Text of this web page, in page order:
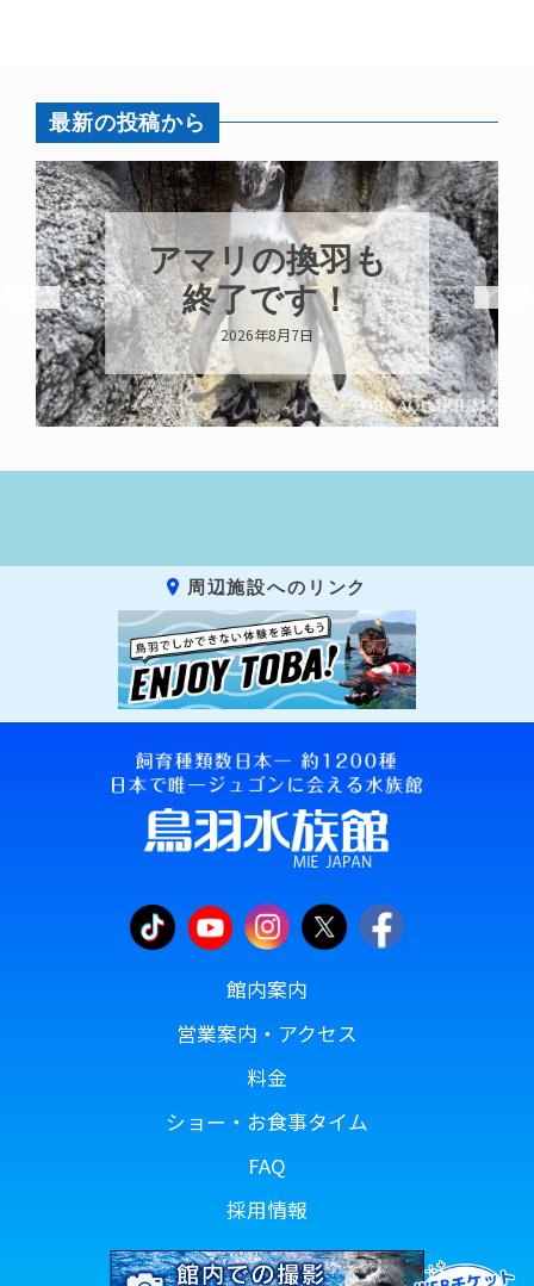
最新の投稿から
アマリの換羽も
終了です！
2026年8月7日
周辺施設へのリンク
館内案内
営業案内・アクセス
料金
ショー・お食事タイム
FAQ
採用情報